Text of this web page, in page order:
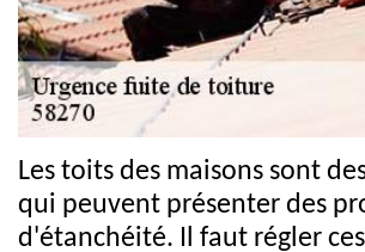
Les toits des maisons sont
qui peuvent présenter des
d'étanchéité. Il faut régler